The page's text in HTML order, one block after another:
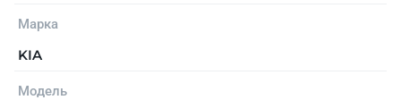
Марка
KIA
Модель